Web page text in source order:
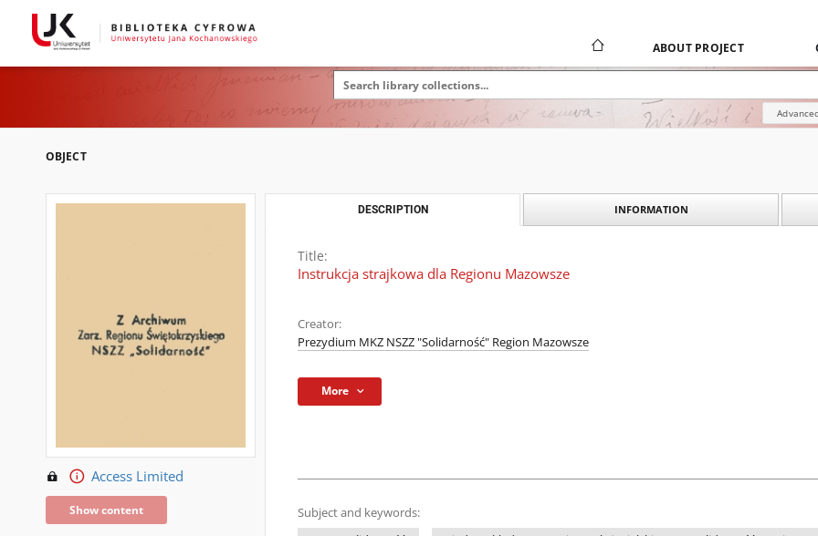
ABOUT PROJECT
OBJECT
Access Limited
Show content
DESCRIPTION INFORMATION
Title:
Instrukcja strajkowa dla Regionu Mazowsze
Creator:
Prezydium MKZ NSZZ "Solidarność" Region Mazowsze
More
Subject and keywords: